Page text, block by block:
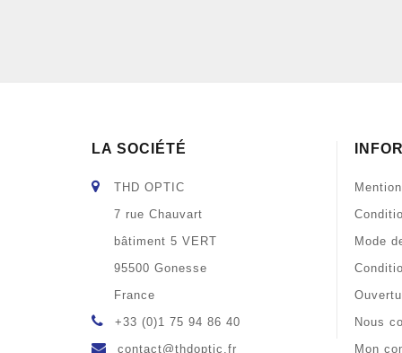
LA SOCIÉTÉ
THD OPTIC
7 rue Chauvart
bâtiment 5 VERT
95500 Gonesse
France
+33 (0)1 75 94 86 40
contact@thdoptic.fr
Mode
Nous
Mon